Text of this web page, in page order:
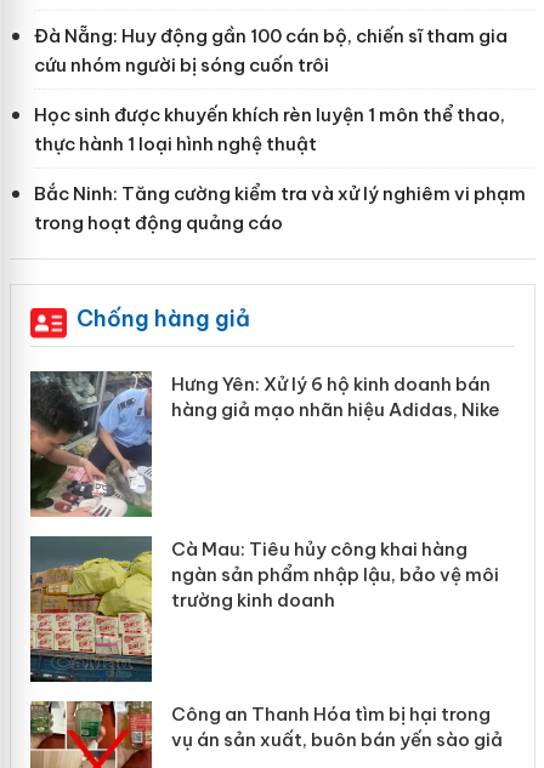
Đà Nẵng: Huy động gần 100 cán bộ, chiến sĩ tham gia
cứu nhóm người bị sóng cuốn trôi
Học sinh được khuyến khích rèn luyện 1 môn thể thao,
thực hành 1 loại hình nghệ thuật
Bắc Ninh: Tăng cường kiểm tra và xử lý nghiêm vi phạm
trong hoạt động quảng cáo
Chống hàng giả
Yên: Xử lý 6 hộ kinh doanh bán
giả mạo nhãn hiệu Adidas, Nike
Mau: Tiêu hủy công khai hàng
sản phẩm nhập lậu, bảo vệ môi
kinh doanh
an Thanh Hóa tìm bị hại trong
án sản xuất, buôn bán yến sào giả
Bảo vệ
“mất
Lào
mại